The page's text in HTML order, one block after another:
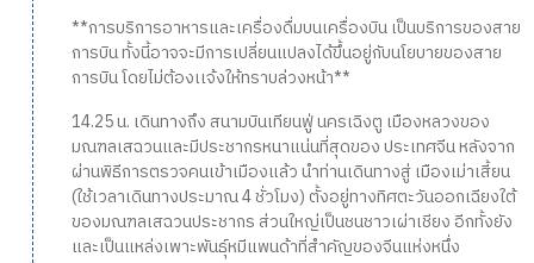
**การบริการอาหารและเครื่องดื่มบนเครื่องบิน เป็นบริการของสาย
การบิน ทั้งนี้อาจจะมีการเปลี่ยนแปลงได้ขึ้นอยู่กับนโยบายของสาย
การบิน โดยไม่ต้องเเจ้งให้ทราบล่วงหน้า**
14.25 น. เดินทางถึง สนามบินเทียนฟู่ นครเฉิงตู เมืองหลวงของ
มณฑลเสฉวนและมีประชากรหนาแน่นที่สุดของ ประเทศจีน หลังจาก
ผ่านพิธีการตรวจคนเข้าเมืองแล้ว นำท่านเดินทางสู่ เมืองเม่าเสี้ยน
(ใช้เวลาเดินทางประมาณ 4 ชั่วโมง) ตั้งอยู่ทางทิศตะวันออกเฉียงใต้
ของมณฑลเสฉวนประชากร ส่วนใหญ่เป็นชนชาวเผ่าเชียง อีกทั้งยัง
และเป็นแหล่งเพาะพันธุ์หมีแพนด้าที่สำคัญของจีนแห่งหนึ่ง